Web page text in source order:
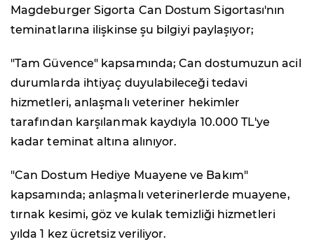
Magdeburger Sigorta Can Dostum Sigortası'nın
teminatlarına ilişkinse şu bilgiyi paylaşıyor;
"Tam Güvence" kapsamında; Can dostumuzun acil
durumlarda ihtiyaç duyulabileceği tedavi
hizmetleri, anlaşmalı veteriner hekimler
tarafından karşılanmak kaydıyla 10.000 TL'ye
kadar teminat altına alınıyor.
"Can Dostum Hediye Muayene ve Bakım"
kapsamında; anlaşmalı veterinerlerde muayene,
tırnak kesimi, göz ve kulak temizliği hizmetleri
yılda 1 kez ücretsiz veriliyor.